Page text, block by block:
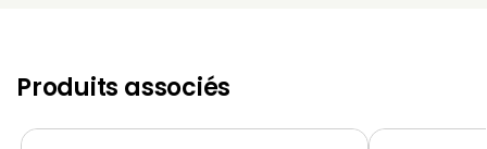
BOSCH
BOSCH BGB7331S/08
BOSCH
Produits associés